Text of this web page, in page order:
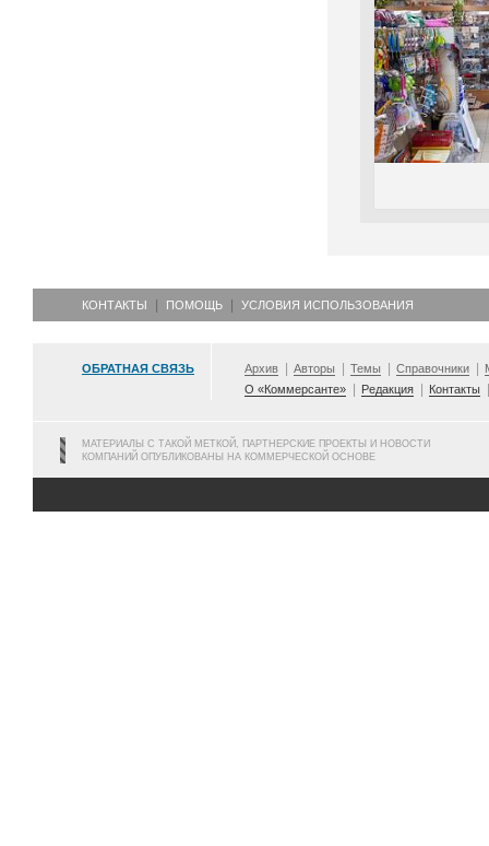
КОНТАКТЫ ПОМОЩЬ УСЛОВИЯ ИСПОЛЬЗОВАНИЯ
ОБРАТНАЯ СВЯЗЬ Архив Авторы Темы Справочники
О «Коммерсанте»
Редакция Контакты
МАТЕРИАЛЫ С ТАКОЙ МЕТКОЙ, ПАРТНЕРСКИЕ ПРОЕКТЫ И НОВОСТИ
КОМПАНИЙ ОПУБЛИКОВАНЫ НА КОММЕРЧЕСКОЙ ОСНОВЕ